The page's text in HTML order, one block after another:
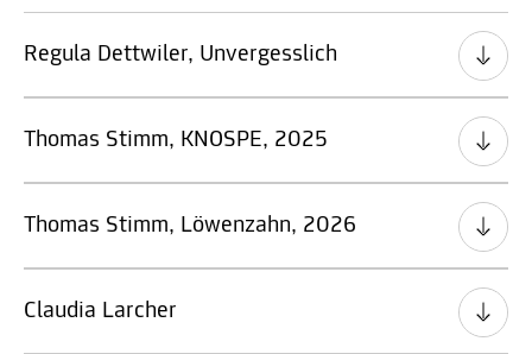
Regula Dettwiler, Unvergesslich
Thomas Stimm, KNOSPE, 2025
Thomas Stimm, Löwenzahn, 2026
Claudia Larcher